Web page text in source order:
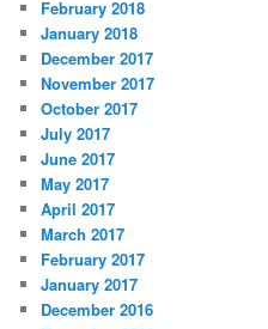
February 2018
January 2018
December 2017
November 2017
October 2017
July 2017
June 2017
May 2017
April 2017
March 2017
February 2017
January 2017
December 2016